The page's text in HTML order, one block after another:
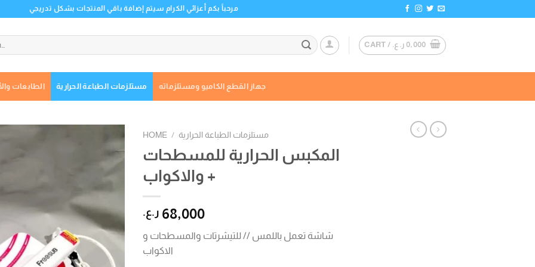
مرحباً بكم أعزائي الكرام سيتم إضافة باقي المنتجات بشكل تدريجي
CART / 0,000 ر.ع.
الطابعات مستلزمات الطباعة الحرارية جهاز القطع الكاميو ومستلزماته
HOME / مستلزمات الطباعة الحرارية
المكبس الحرارية للمسطحات
+ والاكواب
68,000 ر.ع.
شاشة تعمل باللمس // للتيشرتات والمسطحات و
الاكواب